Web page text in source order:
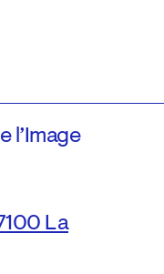
l’Image
La